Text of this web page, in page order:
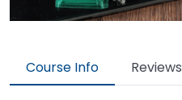
Course Info Reviews